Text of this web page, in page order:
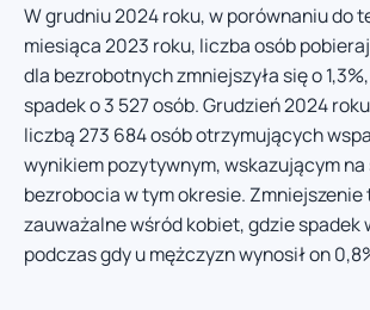
W grudniu 2024 roku, w porównaniu do
miesiąca 2023 roku, liczba osób
dla bezrobotnych zmniejszyła się o
spadek o 3 527 osób. Grudzień 2024
liczbą 273 684 osób otrzymujących
wynikiem pozytywnym, wskazującym na
bezrobocia w tym okresie. Zmniejszenie
zauważalne wśród kobiet, gdzie spadek
podczas gdy u mężczyzn wynosił on